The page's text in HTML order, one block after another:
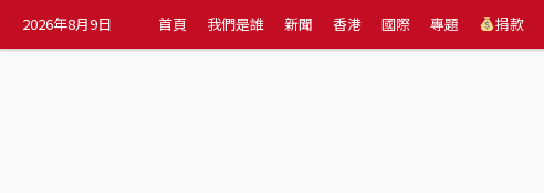
2026年8月9日 首頁 我們是誰 新聞 香港 國際 專題 捐款